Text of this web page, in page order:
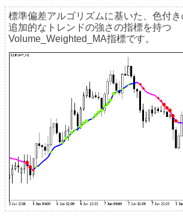
標準偏差アルゴリズムに基いた、色付
追加的なトレンドの強さの指標を持つ
Volume_Weighted_MA指標です。